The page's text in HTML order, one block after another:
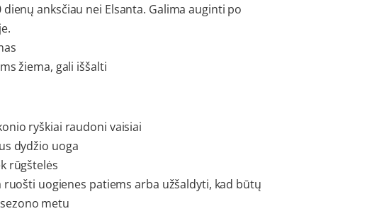
dienų anksčiau nei Elsanta. Galima auginti po
žiema, gali iššalti
ryškiai raudoni vaisiai
dydžio uoga
rūgštelės
ruošti uogienes patiems arba užšaldyti, kad būtų
metu